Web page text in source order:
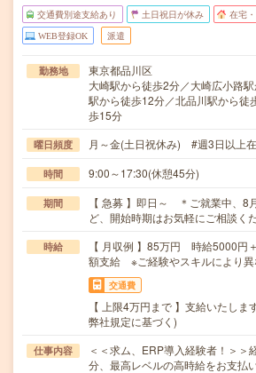
交通費別途支給あり 土日祝日が休み 在宅
WEB登録OK 派遣
勤務地
東京都品川区
大崎駅から徒歩2分／大崎広小路
駅から徒歩12分／北品川駅から徒
歩15分
曜日頻度 月～金(土日祝休み) #週3日以上
時間 9:00～17:30(休憩45分)
期間
【 急募 】即日～ ＊ご就業中、8
ど、開始時期はお気軽にご相談く
時給
【 月収例 】85万円 時給5000円
額支給 ※ご経験やスキルにより異
交通費
【 上限4万円まで 】支給いたしま
弊社規定に基づく)
仕事内容
＜＜求ム、ERP導入経験者！＞＞
分、最高レベルの高時給をお支払